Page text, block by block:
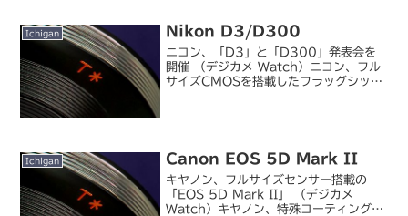
Ichigan Nikon D3/D300
ニコン、「D3」と「D300」発表会を
開催 （デジカメ Watch）ニコン、フル
サイズCMOSを搭載したフラッグシップ
Ichigan Canon EOS 5D Mark II
キヤノン、フルサイズセンサー搭載の
「EOS 5D Mark II」 （デジカメ
Watch）キヤノン、特殊コーティングを